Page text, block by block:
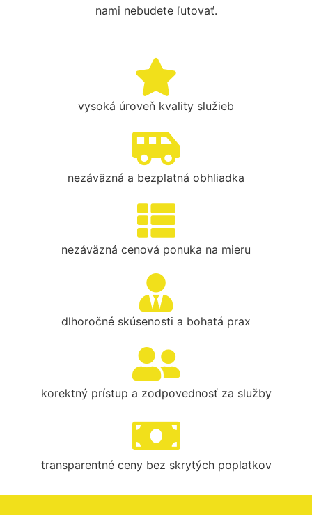
nami nebudete ľutovať.
vysoká úroveň kvality služieb
nezáväzná a bezplatná obhliadka
nezáväzná cenová ponuka na mieru
dlhoročné skúsenosti a bohatá prax
korektný prístup a zodpovednosť za služby
transparentné ceny bez skrytých poplatkov